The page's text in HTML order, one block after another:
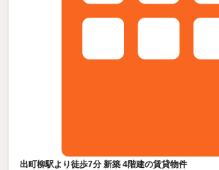
出町柳駅より徒歩7分 新築 4階建の賃貸物件